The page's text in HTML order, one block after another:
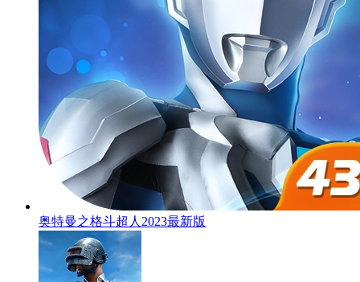
奥特曼之格斗超人2023最新版